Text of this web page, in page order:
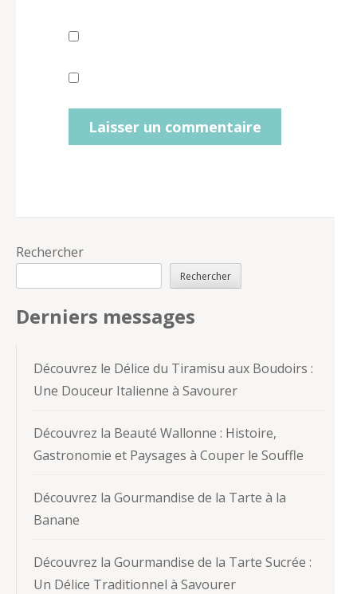
Rechercher
Rechercher
Derniers messages
Découvrez le Délice du Tiramisu aux Boudoirs :
Une Douceur Italienne à Savourer
Découvrez la Beauté Wallonne : Histoire,
Gastronomie et Paysages à Couper le Souffle
Découvrez la Gourmandise de la Tarte à la
Banane
Découvrez la Gourmandise de la Tarte Sucrée :
Un Délice Traditionnel à Savourer